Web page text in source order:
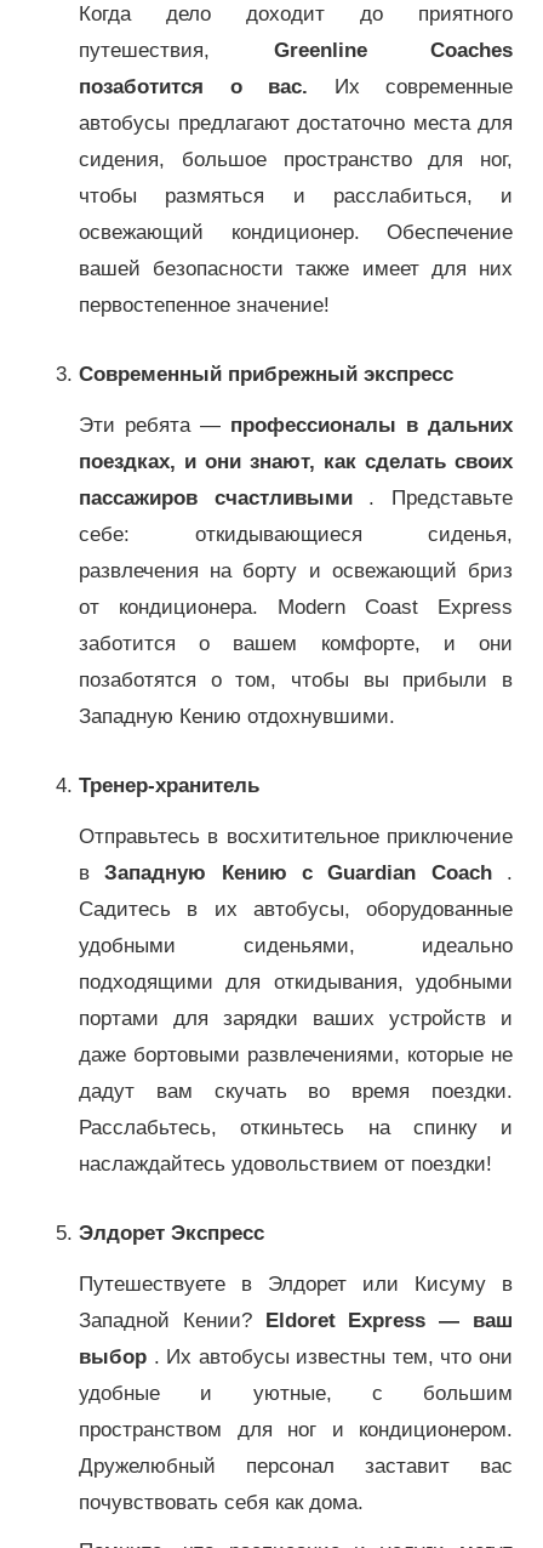
Когда дело доходит до приятного
путешествия, Greenline Coaches
позаботится о вас. Их современные
автобусы предлагают достаточно места для
сидения, большое пространство для ног,
чтобы размяться и расслабиться, и
освежающий кондиционер. Обеспечение
вашей безопасности также имеет для них
первостепенное значение!
Современный прибрежный экспресс
Эти ребята — профессионалы в дальних
поездках, и они знают, как сделать своих
пассажиров счастливыми. Представьте
себе: откидывающиеся сиденья,
развлечения на борту и освежающий бриз
от кондиционера. Modern Coast Express
заботится о вашем комфорте, и они
позаботятся о том, чтобы вы прибыли в
Западную Кению отдохнувшими.
Тренер-хранитель
Отправьтесь в восхитительное приключение
вЗападную Кению с Guardian Coach.
Садитесь в их автобусы, оборудованные
удобными сиденьями, идеально
подходящими для откидывания, удобными
портами для зарядки ваших устройств и
даже бортовыми развлечениями, которые не
дадут вам скучать во время поездки.
Расслабьтесь, откиньтесь на спинку и
наслаждайтесь удовольствием от поездки!
Элдорет Экспресс
Путешествуете в Элдорет или Кисуму в
Западной Кении? Eldoret Express — ваш
выбор . Их автобусы известны тем, что они
удобные и уютные, с большим
пространством для ног и кондиционером.
Дружелюбный персонал заставит вас
почувствовать себя как дома.